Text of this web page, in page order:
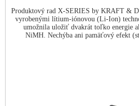
Produktový rad X-SERIES by KRAFT &
vyrobenými lítium-iónovou (Li-Ion)
umožnila uložiť dvakrát toľko energie
NiMH. Nechýba ani pamäťový efekt